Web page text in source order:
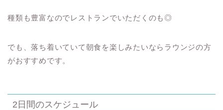
種類も豊富なのでレストランでいただくのも◎
でも、落ち着いていて朝食を楽しみたいならラウンジの方
がおすすめです。
2日間のスケジュール